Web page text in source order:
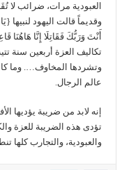
العبودية مرات، ضرائب لا
وقديماً قالت اليهود لنبيها
تكاليف العزة أربعين سنة
وتشردها المخاوف…. وما
عالم الرجال.
إنه لابد من ضريبة يؤديها
تؤدى هذه الضريبة للعزة
والعبودية، والتجارب كلها